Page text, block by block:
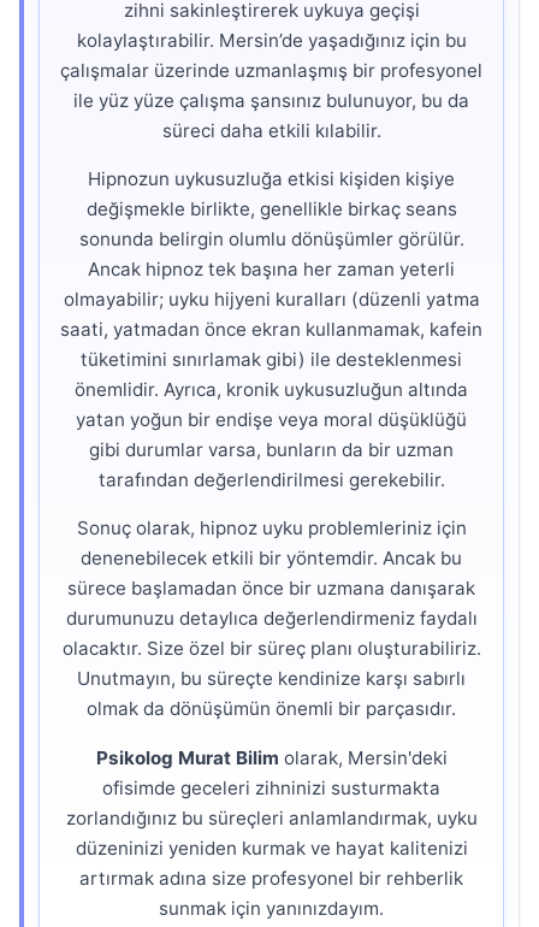
zihni sakinleştirerek uykuya geçişi
kolaylaştırabilir. Mersin’de yaşadığınız için bu
çalışmalar üzerinde uzmanlaşmış bir profesyonel
ile yüz yüze çalışma şansınız bulunuyor, bu da
süreci daha etkili kılabilir.
Hipnozun uykusuzluğa etkisi kişiden kişiye
değişmekle birlikte, genellikle birkaç seans
sonunda belirgin olumlu dönüşümler görülür.
Ancak hipnoz tek başına her zaman yeterli
olmayabilir; uyku hijyeni kuralları (düzenli yatma
saati, yatmadan önce ekran kullanmamak, kafein
tüketimini sınırlamak gibi) ile desteklenmesi
önemlidir. Ayrıca, kronik uykusuzluğun altında
yatan yoğun bir endişe veya moral düşüklüğü
gibi durumlar varsa, bunların da bir uzman
tarafından değerlendirilmesi gerekebilir.
Sonuç olarak, hipnoz uyku problemleriniz için
denenebilecek etkili bir yöntemdir. Ancak bu
sürece başlamadan önce bir uzmana danışarak
durumunuzu detaylıca değerlendirmeniz faydalı
olacaktır. Size özel bir süreç planı oluşturabiliriz.
Unutmayın, bu süreçte kendinize karşı sabırlı
olmak da dönüşümün önemli bir parçasıdır.
Psikolog Murat Bilim olarak, Mersin'deki
ofisimde geceleri zihninizi susturmakta
zorlandığınız bu süreçleri anlamlandırmak, uyku
düzeninizi yeniden kurmak ve hayat kalitenizi
artırmak adına size profesyonel bir rehberlik
sunmak için yanınızdayım.